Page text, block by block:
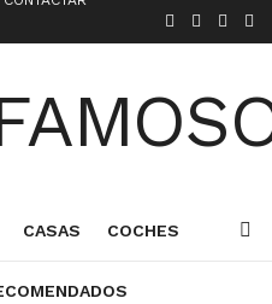
CASAS COCHES